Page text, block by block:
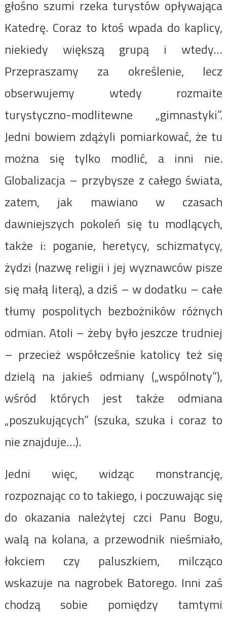
głośno szumi rzeka turystów opływająca
Katedrę. Coraz to ktoś wpada do kaplicy,
niekiedy większą grupą i wtedy…
Przepraszamy za określenie, lecz
obserwujemy wtedy rozmaite
turystyczno-modlitewne „gimnastyki”.
Jedni bowiem zdążyli pomiarkować, że tu
można się tylko modlić, a inni nie.
Globalizacja – przybysze z całego świata,
zatem, jak mawiano w czasach
dawniejszych pokoleń się tu modlących,
także i: poganie, heretycy, schizmatycy,
żydzi (nazwę religii i jej wyznawców pisze
się małą literą), a dziś – w dodatku – całe
tłumy pospolitych bezbożników różnych
odmian. Atoli – żeby było jeszcze trudniej
– przecież współcześnie katolicy też się
dzielą na jakieś odmiany („wspólnoty”),
wśród których jest także odmiana
„poszukujących” (szuka, szuka i coraz to
nie znajduje…).
Jedni więc, widząc monstrancję,
rozpoznając co to takiego, i poczuwając się
do okazania należytej czci Panu Bogu,
walą na kolana, a przewodnik nieśmiało,
łokciem czy paluszkiem, milcząco
wskazuje na nagrobek Batorego. Inni zaś
chodzą sobie pomiędzy tamtymi